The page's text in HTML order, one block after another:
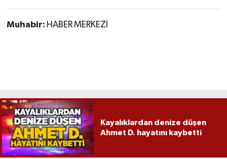
Muhabir: HABER MERKEZİ
Kayalıklardan denize düşen
Ahmet D. hayatını kaybetti